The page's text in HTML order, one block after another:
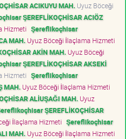
ACIKUYU MAH. Uyuz Böceği
ŞEREFLİKOÇHİSAR ACIÖZ
Hizmeti Şereflikoçhisar
MAH. Uyuz Böceği İlaçlama Hizmeti
AKİN MAH. Uyuz Böceği
ŞEREFLİKOÇHİSAR AKSEKİ
Hizmeti Şereflikoçhisar
MAH. Uyuz Böceği İlaçlama Hizmeti
ALİUŞAĞI MAH. Uyuz
ŞEREFLİKOÇHİSAR
İlaçlama Hizmeti Şereflikoçhisar
MAH. Uyuz Böceği İlaçlama Hizmeti